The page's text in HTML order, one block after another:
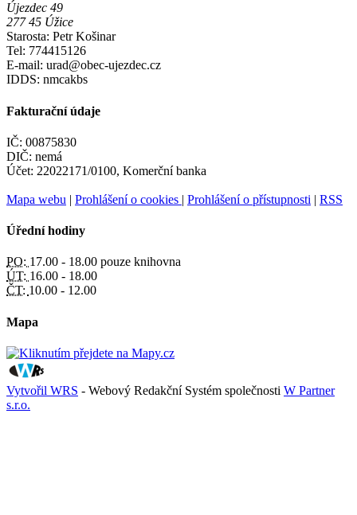
Újezdec 49
277 45 Úžice
Starosta: Petr Košinar
Tel: 774415126
E-mail: urad@obec-ujezdec.cz
IDDS: nmcakbs
Fakturační údaje
IČ: 00875830
DIČ: nemá
Účet: 22022171/0100, Komerční banka
Mapa webu | Prohlášení o cookies | Prohlášení o přístupnosti | RSS
Úřední hodiny
PO: 17.00 - 18.00 pouze knihovna
ÚT: 16.00 - 18.00
ČT: 10.00 - 12.00
Mapa
Vytvořil WRS - Webový Redakční Systém společnosti W Partner
s.r.o.